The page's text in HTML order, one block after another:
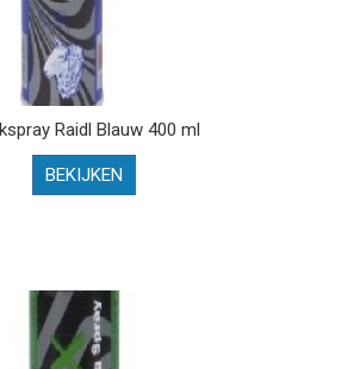
Raidl Blauw 400 ml
BEKIJKEN